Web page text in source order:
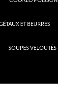
ET BEURRES
SOUPES VELOUTÉS